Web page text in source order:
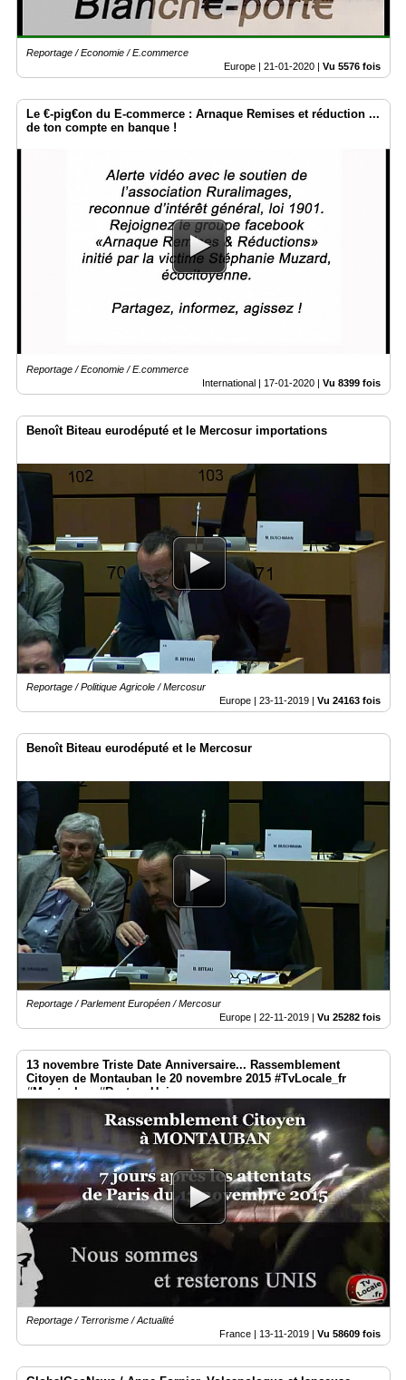
Reportage / Economie / E.commerce
Europe | 21-01-2020 | Vu 5576 fois
Le €-pig€on du E-commerce : Arnaque Remises et réduction ...
de ton compte en banque !
Reportage / Economie / E.commerce
International | 17-01-2020 Vu 8399 fois
Benoît Biteau eurodéputé et le Mercosur importations
Reportage / Politique Agricole / Mercosur
Europe | 23-11-2019 | Vu 24163 fois
Benoît Biteau eurodéputé et le Mercosur
Reportage / Parlement Européen / Mercosur
Europe | 22-11-2019 | Vu 25282 fois
13 novembre Triste Date Anniversaire... Rassemblement
Citoyen de Montauban le 20 novembre 2015 #TvLocale_fr
#Montauban #RestonsUnis
Reportage / Terrorisme / Actualité
France | 13-11-2019 Vu 58609 fois